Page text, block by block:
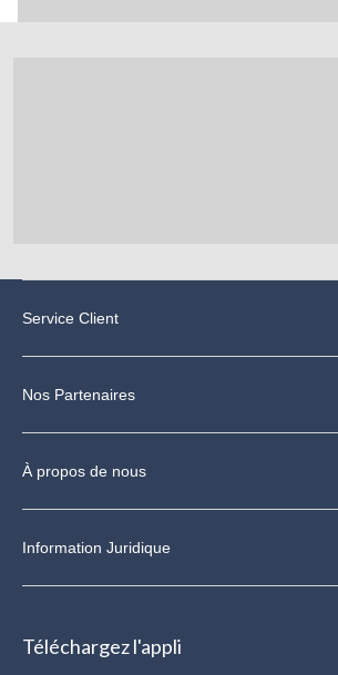
Service Client
Nos Partenaires
À propos de nous
Information Juridique
Téléchargez l'appli